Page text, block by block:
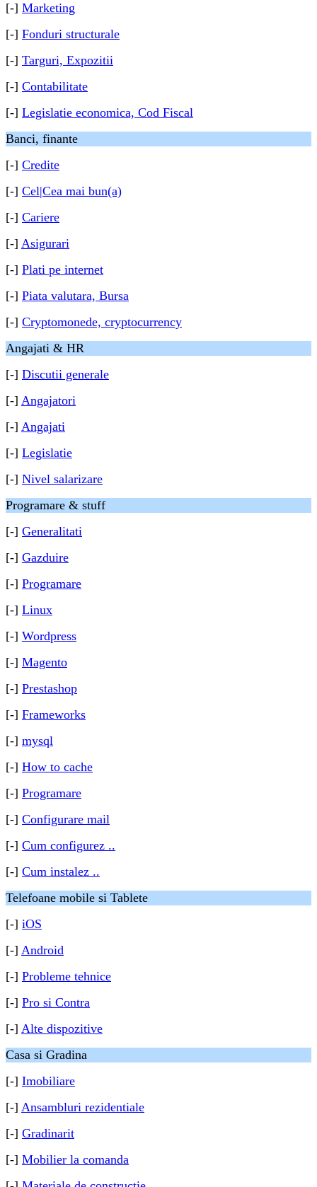
[-] Marketing
[-] Fonduri structurale
[-] Targuri, Expozitii
[-] Contabilitate
[-] Legislatie economica, Cod Fiscal
Banci, finante
[-] Credite
[-] Cel|Cea mai bun(a)
[-] Cariere
[-] Asigurari
[-] Plati pe internet
[-] Piata valutara, Bursa
[-] Cryptomonede, cryptocurrency
Angajati & HR
[-] Discutii generale
[-] Angajatori
[-] Angajati
[-] Legislatie
[-] Nivel salarizare
Programare & stuff
[-] Generalitati
[-] Gazduire
[-] Programare
[-] Linux
[-] Wordpress
[-] Magento
[-] Prestashop
[-] Frameworks
[-] mysql
[-] How to cache
[-] Programare
[-] Configurare mail
[-] Cum configurez ..
[-] Cum instalez ..
Telefoane mobile si Tablete
[-] iOS
[-] Android
[-] Probleme tehnice
[-] Pro si Contra
[-] Alte dispozitive
Casa si Gradina
[-] Imobiliare
[-] Ansambluri rezidentiale
[-] Gradinarit
[-] Mobilier la comanda